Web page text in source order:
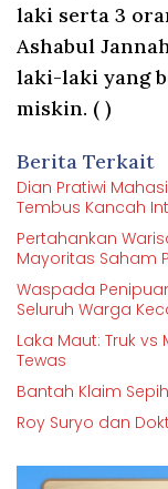
laki serta 3
Ashabul
laki-laki yang
miskin. ( )
Berita Terkait
Dian Pratiwi
Tembus Kancah
Pertahankan
Mayoritas Saham
Waspada
Seluruh Warga
Laka Maut: Truk
Tewas
Bantah Klaim
Roy Suryo dan